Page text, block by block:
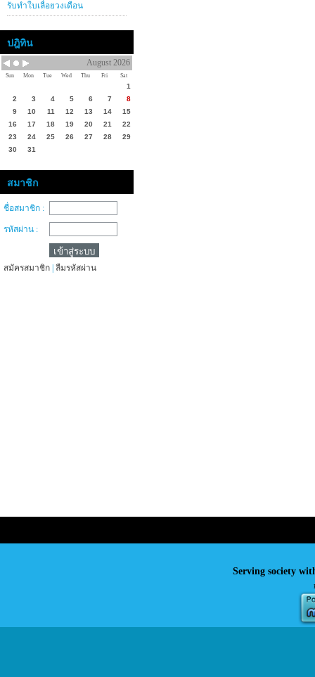
รับทำใบเลื่อยวงเดือน
ปฎิทิน
August 2026
Sun Mon Tue Wed Thu Fri Sat
1
2
3 4 5 6 7
8
9
10 11 12 13 14
15
16
17 18 19 20 21
22
23
24 25 26 27 28
29
30
31
สมาชิก
ชื่อสมาชิก :
รหัสผ่าน :
สมัครสมาชิก ลืมรหัสผ่าน
Serving society